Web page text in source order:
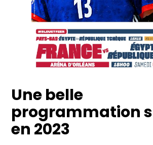
Une belle
programmation
en 2023